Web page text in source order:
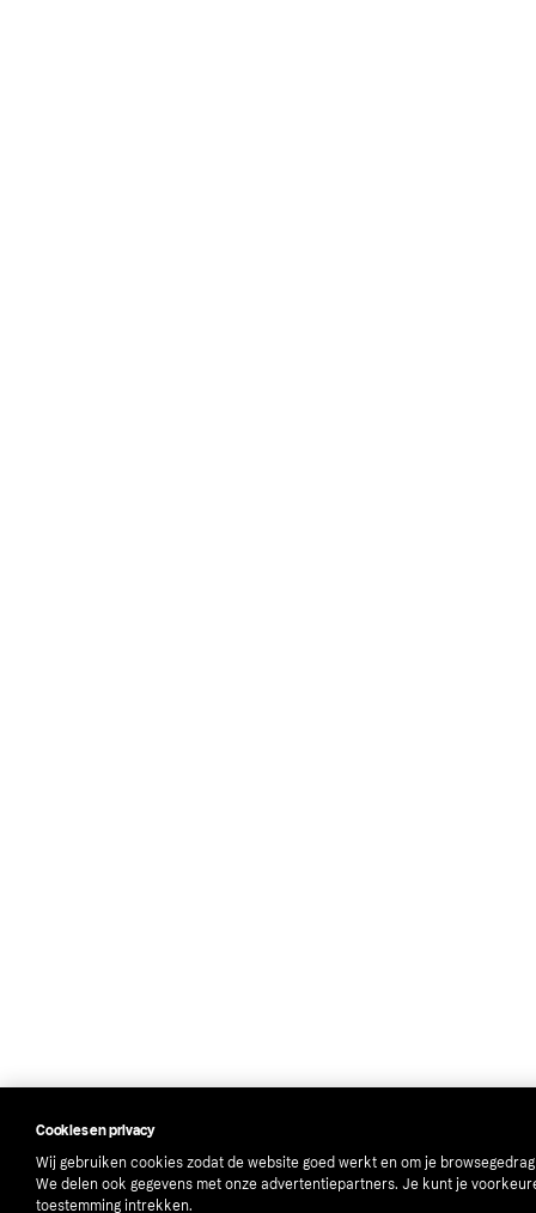
Cookies en privacy
Wij gebruiken cookies zodat de website goed werkt en om je
We delen ook gegevens met onze advertentiepartners. Je kunt je
toestemming intrekken.